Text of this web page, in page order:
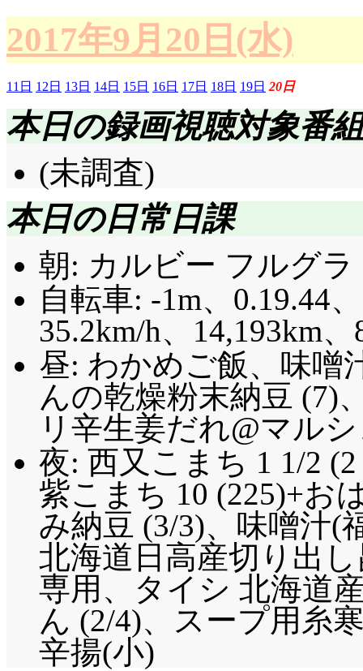
2017年9月20日(水)
11日 12日 13日 14日 15日 16日 17日 18日 19日 20日
本日の録画視聴対象番組
(未調査)
本日の日常日課
朝: カルビー フルグラ
自転車: -1m、0.19.44
35.2km/h、14,193km、
昼: わかめご飯、味噌
んの乾燥粉末納豆 (7)
リ辛生姜だれ@マル
夜: 西又こまち 1 1/2
紫こまち 10 (225)+お
み納豆 (3/3)、味噌汁(
北海道日高産切り出
専用、タイシ 北海道
ん (2/4)、スープ用糸
辛揚(小)